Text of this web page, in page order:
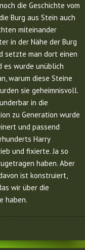
die Geschichte vom
Burg aus Stein auch
miteinander
in der Nähe der Burg
setzte man dort einen
es wurde unüblich
warum diese Steine
sie geheimnisvoll.
in die
zu Generation wurde
und passend
Harry
und fixierte. Ja so
haben. Aber
ist konstruiert,
wir über die
haben.